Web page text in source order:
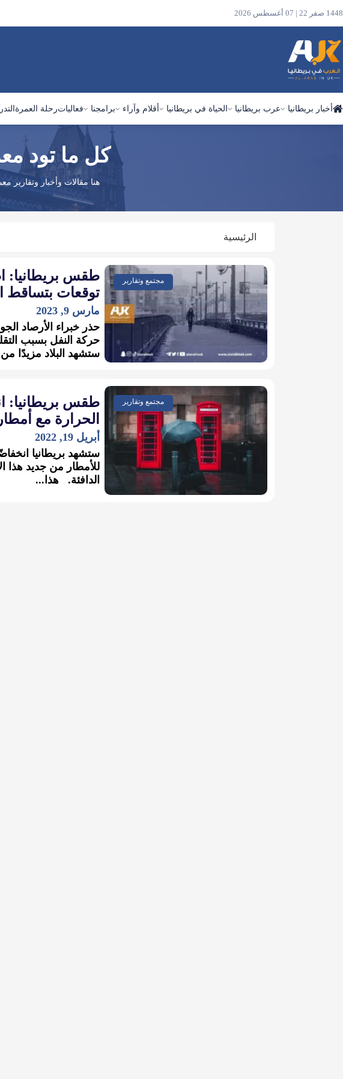
1448 صفر 22 | 07 أغسطس 2026
أخبار بريطانيا عرب بريطانيا الحياة في بريطانيا أقلام وآراء برامجنا فعالياترحلة العمرة
كل ما تود
هنا مقالات وأخبار وتقارير
الرئيسية
مجتمع وتقارير
طقس بريطانيا:
توقعات بتساقط
مارس 9, 2023
حذر خبراء الأرصاد
حركة النفل بسبب
ستشهد البلاد مزيدًا
مجتمع وتقارير
طقس بريطانيا:
الحرارة مع
أبريل 19, 2022
ستشهد بريطانيا
للأمطار من جديد هذا
الدافئة. هذا...